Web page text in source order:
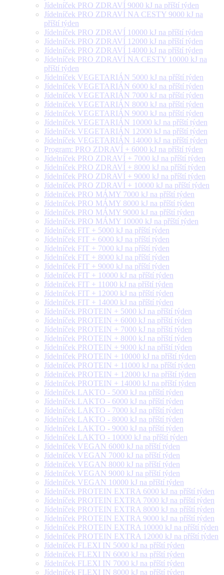
Jídelníček PRO ZDRAVÍ 9000 kJ na příští týden
Jídelníček PRO ZDRAVÍ NA CESTY 9000 kJ na
příští týden
Jídelníček PRO ZDRAVÍ 10000 kJ na příští týden
Jídelníček PRO ZDRAVÍ 12000 kJ na příští týden
Jídelníček PRO ZDRAVÍ 14000 kJ na příští týden
Jídelníček PRO ZDRAVÍ NA CESTY 10000 kJ na
příští týden
Jídelníček VEGETARIÁN 5000 kJ na příští týden
Jídelníček VEGETARIÁN 6000 kJ na příští týden
Jídelníček VEGETARIÁN 7000 kJ na příští týden
Jídelníček VEGETARIÁN 8000 kJ na příští týden
Jídelníček VEGETARIÁN 9000 kJ na příští týden
Jídelníček VEGETARIÁN 10000 kJ na příští týden
Jídelníček VEGETARIÁN 12000 kJ na příští týden
Jídelníček VEGETARIÁN 14000 kJ na příští týden
Program: PRO ZDRAVÍ + 6000 kJ na příští týden
Jídelníček PRO ZDRAVÍ + 7000 kJ na příští týden
Jídelníček PRO ZDRAVÍ + 8000 kJ na příští týden
Jídelníček PRO ZDRAVÍ + 9000 kJ na příští týden
Jídelníček PRO ZDRAVÍ + 10000 kJ na příští týden
Jídelníček PRO MÁMY 7000 kJ na příští týden
Jídelníček PRO MÁMY 8000 kJ na příští týden
Jídelníček PRO MÁMY 9000 kJ na příští týden
Jídelníček PRO MÁMY 10000 kJ na příští týden
Jídelníček FIT + 5000 kJ na příští týden
Jídelníček FIT + 6000 kJ na příští týden
Jídelníček FIT + 7000 kJ na příští týden
Jídelníček FIT + 8000 kJ na příští týden
Jídelníček FIT + 9000 kJ na příští týden
Jídelníček FIT + 10000 kJ na příští týden
Jídelníček FIT + 11000 kJ na příští týden
Jídelníček FIT + 12000 kJ na příští týden
Jídelníček FIT + 14000 kJ na příští týden
Jídelníček PROTEIN + 5000 kJ na příští týden
Jídelníček PROTEIN + 6000 kJ na příští týden
Jídelníček PROTEIN + 7000 kJ na příští týden
Jídelníček PROTEIN + 8000 kJ na příští týden
Jídelníček PROTEIN + 9000 kJ na příští týden
Jídelníček PROTEIN + 10000 kJ na příští týden
Jídelníček PROTEIN + 11000 kJ na příští týden
Jídelníček PROTEIN + 12000 kJ na příští týden
Jídelníček PROTEIN + 14000 kJ na příští týden
Jídelníček LAKTO - 5000 kJ na příští týden
Jídelníček LAKTO - 6000 kJ na příští týden
Jídelníček LAKTO - 7000 kJ na příští týden
Jídelníček LAKTO - 8000 kJ na příští týden
Jídelníček LAKTO - 9000 kJ na příští týden
Jídelníček LAKTO - 10000 kJ na příští týden
Jídelníček VEGAN 6000 kJ na příští týden
Jídelníček VEGAN 7000 kJ na příští týden
Jídelníček VEGAN 8000 kJ na příští týden
Jídelníček VEGAN 9000 kJ na příští týden
Jídelníček VEGAN 10000 kJ na příští týden
Jídelníček PROTEIN EXTRA 6000 kJ na příští týden
Jídelníček PROTEIN EXTRA 7000 kJ na příští týden
Jídelníček PROTEIN EXTRA 8000 kJ na příští týden
Jídelníček PROTEIN EXTRA 9000 kJ na příští týden
Jídelníček PROTEIN EXTRA 10000 kJ na příští týden
Jídelníček PROTEIN EXTRA 12000 kJ na příští týden
Jídelníček FLEXI IN 5000 kJ na příští týden
Jídelníček FLEXI IN 6000 kJ na příští týden
Jídelníček FLEXI IN 7000 kJ na příští týden
Jídelníček FLEXI IN 8000 kJ na příští týden